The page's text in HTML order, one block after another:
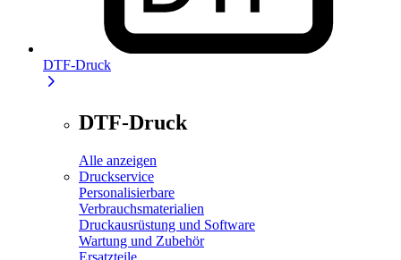
DTF-Druck
DTF-Druck
Alle anzeigen
Druckservice
Personalisierbare
Verbrauchsmaterialien
Druckausrüstung und Software
Wartung und Zubehör
Ersatzteile